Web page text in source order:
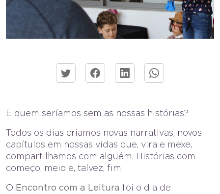
E quem seríamos sem as nossas histórias?
Todos os dias criamos novas narrativas, novos
capítulos em nossas vidas que, vira e mexe,
compartilhamos com alguém. Histórias com
começo, meio e, talvez, fim.
O Encontro com a Leitura foi o dia de